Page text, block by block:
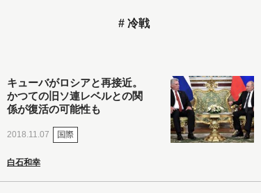
冷戦
キューバがロシアと再接近。
かつての旧ソ連レベルとの関
係が復活の可能性も
2018.11.07 国際
白石和幸